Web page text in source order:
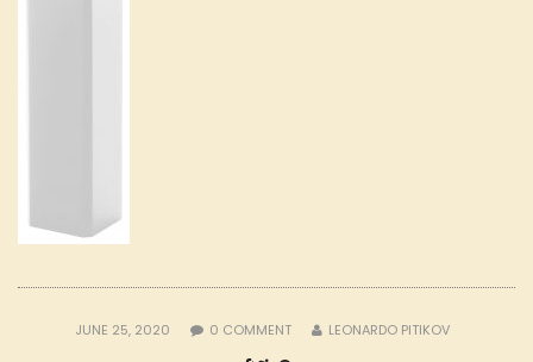
JUNE 25, 2020 0 COMMENT LEONARDO PITIKOV